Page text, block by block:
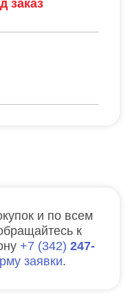
заказ
и по всем
к
7 342 247-
заявки.